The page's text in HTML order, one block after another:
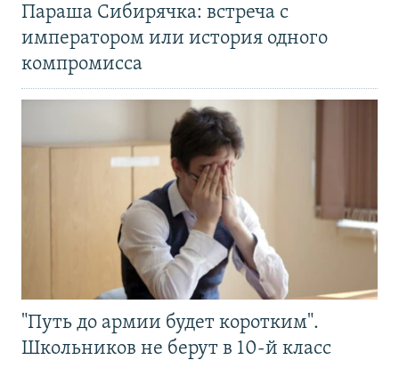
Параша Сибирячка: встреча с
императором или история одного
компромисса
"Путь до армии будет коротким".
Школьников не берут в 10-й класс